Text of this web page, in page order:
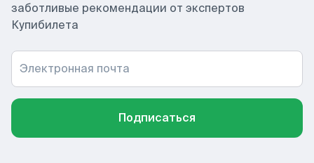
заботливые рекомендации от экспертов
Купибилета
Электронная почта
Подписаться